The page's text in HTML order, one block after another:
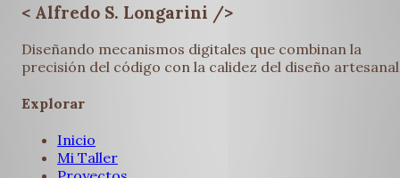
< Alfredo S. Longarini />
Diseñando mecanismos digitales que combinan la
precisión del código con la calidez del diseño
Explorar
Inicio
Mi Taller